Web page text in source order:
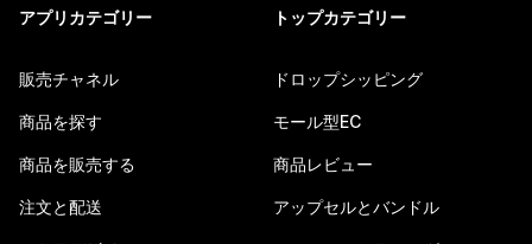
アプリカテゴリー
販売チャネル
商品を探す
商品を販売する
注文と配送
トップカテゴリー
ドロップシッピング
モール型EC
商品レビュー
アップセルとバンドル